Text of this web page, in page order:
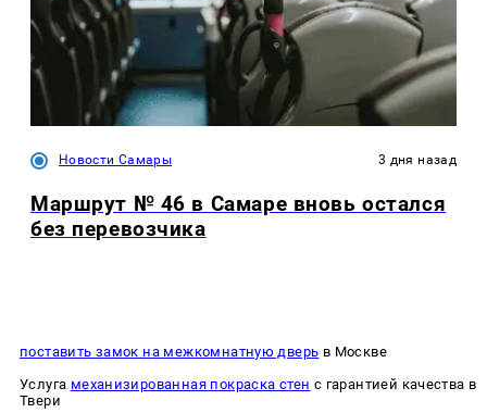
Новости Самары 3 дня назад
Маршрут № 46 в Самаре вновь остался
без перевозчика
поставить замок на межкомнатную дверь в Москве
Услуга механизированная покраска стен с гарантией качества в
Твери